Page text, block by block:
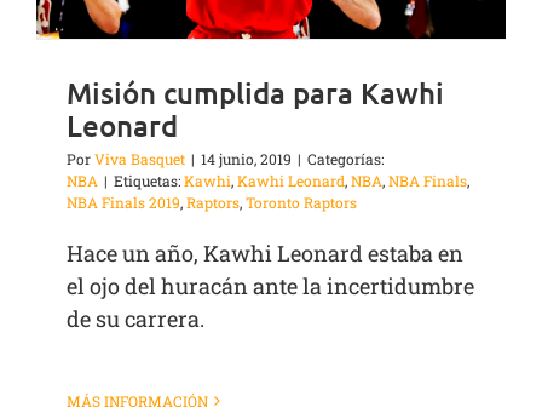
Misión cumplida para Kawhi
Leonard
PorViva Basquet | 14 junio, 2019 | Categorías:
NBA | Etiquetas:Kawhi,Kawhi Leonard,NBA,NBA Finals,
NBA Finals 2019,Raptors,Toronto Raptors
Hace un año, Kawhi Leonard estaba en
el ojo del huracán ante la incertidumbre
de su carrera.
MÁS INFORMACIÓN